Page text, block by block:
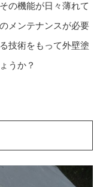
の機能が日々薄れて
メンテナンスが必要
技術をもって外壁塗
うか？